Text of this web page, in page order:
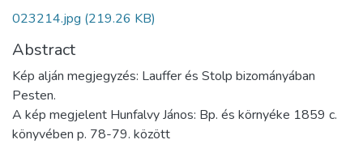
023214.jpg (219.26 KB)
Abstract
Kép alján megjegyzés: Lauffer és Stolp bizományában
Pesten.
A kép megjelent Hunfalvy János: Bp. és környéke 1859 c.
könyvében p. 78-79. között